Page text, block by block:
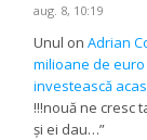
aug. 8, 10:19
Unul onAdrian
milioane de
investească
!!!nouă ne cresc
și ei dau…”